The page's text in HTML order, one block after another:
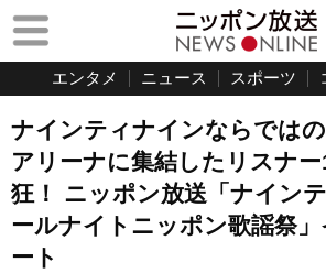
エンタメ ニュース スポーツ
ナインティナインならでは
アリーナに集結したリスナ
狂！ ニッポン放送「ナイン
ールナイトニッポン歌謡祭
ート